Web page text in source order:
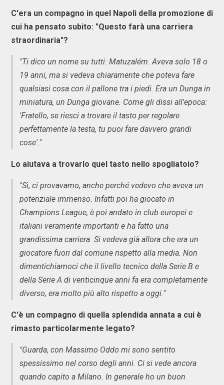
C'era un compagno in quel Napoli della promozione di
cui ha pensato subito: "Questo farà una carriera
straordinaria"?
"Ti dico un nome su tutti: Matuzalém. Aveva solo 18 o
19 anni, ma si vedeva chiaramente che poteva fare
qualsiasi cosa con il pallone tra i piedi. Era un Dunga in
miniatura, un Dunga giovane. Come gli dissi all'epoca:
'Fratello, se riesci a trovare il tasto per regolare
perfettamente la testa, tu puoi fare davvero grandi
cose'."
Lo aiutava a trovarlo quel tasto nello spogliatoio?
"Sì, ci provavamo, anche perché vedevo che aveva un
potenziale immenso. Infatti poi ha giocato in
Champions League, è poi andato in club europei e
italiani veramente importanti e ha fatto una
grandissima carriera. Si vedeva già allora che era un
giocatore fuori dal comune rispetto alla media. Non
dimentichiamoci che il livello tecnico della Serie B e
della Serie A di venticinque anni fa era completamente
diverso, era molto più alto rispetto a oggi."
C'è un compagno di quella splendida annata a cui è
rimasto particolarmente legato?
"Guarda, con Massimo Oddo mi sono sentito
spessissimo nel corso degli anni. Ci si vede ancora
quando capito a Milano. In generale ho un buon